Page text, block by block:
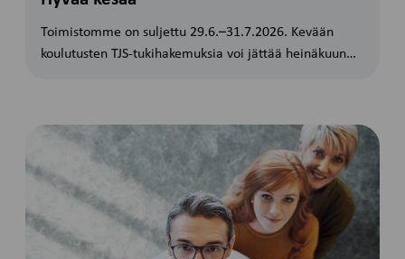
Toimistomme on suljettu 29.6.–31.7.2026. Kevään
koulutusten TJS-tukihakemuksia voi jättää heinäkuun…